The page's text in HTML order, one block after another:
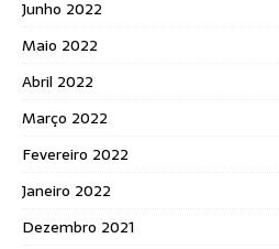
Junho 2022
Maio 2022
Abril 2022
Março 2022
Fevereiro 2022
Janeiro 2022
Dezembro 2021